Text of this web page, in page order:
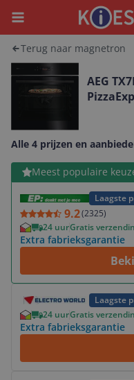
Menu
Terug naar magnetron
AEG
Alle 4 prijzen en
Meest populaire
Laagste
9.2(2325)
24 uurGratis
Extra fabrieksgarantie
Bekijk product
Laagste
24 uurGratis
Extra fabrieksgarantie